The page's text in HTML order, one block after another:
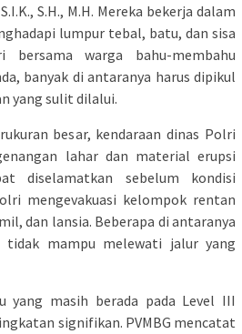
S.H., M.H. Mereka bekerja dalam
lumpur tebal, batu, dan sisa
bersama warga bahu-membahu
banyak di antaranya harus dipikul
yang sulit dilalui.
besar, kendaraan dinas Polri
lahar dan material erupsi
diselamatkan sebelum kondisi
mengevakuasi kelompok rentan
dan lansia. Beberapa di antaranya
tidak mampu melewati jalur yang
yang masih berada pada Level III
signifikan. PVMBG mencatat